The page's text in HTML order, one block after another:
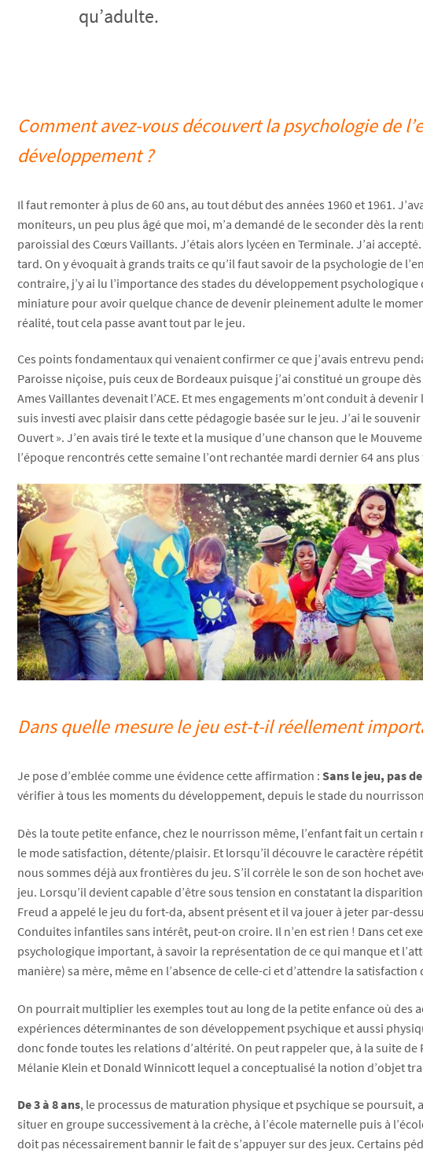
qu’adulte.
Comment avez-vous découvert la psychologie de
développement ?
Il faut remonter à plus de 60 ans, au tout début des années 1960 et 1961.
moniteurs, un peu plus âgé que moi, m’a demandé de le seconder dès la
paroissial des Cœurs Vaillants. J’étais alors lycéen en Terminale. J’ai
tard. On y évoquait à grands traits ce qu’il faut savoir de la psychologie de
contraire, j’y ai lu l’importance des stades du développement
miniature pour avoir quelque chance de devenir pleinement adulte le
réalité, tout cela passe avant tout par le jeu.
Ces points fondamentaux qui venaient confirmer ce que j’avais entrevu
Paroisse niçoise, puis ceux de Bordeaux puisque j’ai constitué un groupe
Ames Vaillantes devenait l’ACE. Et mes engagements m’ont conduit à
suis investi avec plaisir dans cette pédagogie basée sur le jeu. J’ai le
Ouvert ». J’en avais tiré le texte et la musique d’une chanson que le
l’époque rencontrés cette semaine l’ont rechantée mardi dernier 64 ans
Dans quelle mesure le jeu est-t-il réellement
Je pose d’emblée comme une évidence cette affirmation : Sans le jeu, pas
vérifier à tous les moments du développement, depuis le stade du
Dès la toute petite enfance, chez le nourrisson même, l’enfant fait un
le mode satisfaction, détente/plaisir. Et lorsqu’il découvre le caractère
nous sommes déjà aux frontières du jeu. S’il corrèle le son de son hochet
jeu. Lorsqu’il devient capable d’être sous tension en constatant la
Freud a appelé le jeu du fort-da, absent présent et il va jouer à jeter par-
Conduites infantiles sans intérêt, peut-on croire. Il n’en est rien ! Dans cet
psychologique important, à savoir la représentation de ce qui manque et
manière) sa mère, même en l’absence de celle-ci et d’attendre la
On pourrait multiplier les exemples tout au long de la petite enfance où des
expériences déterminantes de son développement psychique et aussi
donc fonde toutes les relations d’altérité. On peut rappeler que, à la suite
Mélanie Klein et Donald Winnicott lequel a conceptualisé la notion d’objet
De 3 à 8 ans, le processus de maturation physique et psychique se
situer en groupe successivement à la crèche, à l’école maternelle puis à
doit pas nécessairement bannir le fait de s’appuyer sur des jeux. Certains